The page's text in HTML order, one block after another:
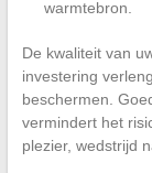
warmtebron.
De kwaliteit van
investering
beschermen.
vermindert het
plezier, wedstrijd